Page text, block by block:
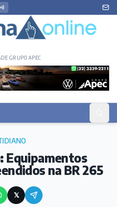
GRUPO APEC
Equipamentos
na BR 265
𝕏